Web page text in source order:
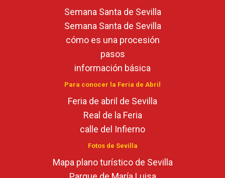
Semana Santa de Sevilla
Semana Santa de Sevilla
cómo es una procesión
pasos
información básica
Para conocer la Feria de Abril
Feria de abril de Sevilla
Real de la Feria
calle del Infierno
Fotos de Sevilla
Mapa plano turístico de Sevilla